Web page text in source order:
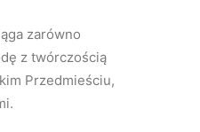
zarówno
z twórczością
Przedmieściu,